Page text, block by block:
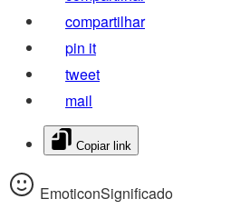
compartilhar
pin it
tweet
mail
Copiar link
EmoticonSignificado